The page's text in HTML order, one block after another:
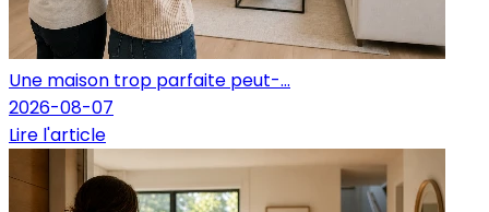
Une maison trop parfaite peut-...
2026-08-07
Lire l'article